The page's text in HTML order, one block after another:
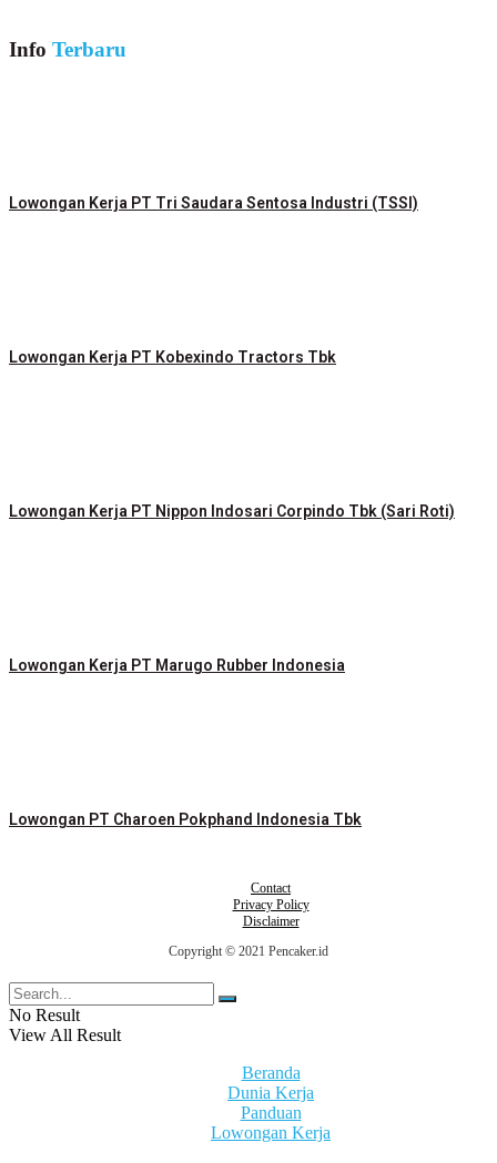
Info Terbaru
Lowongan Kerja PT Tri Saudara Sentosa Industri (TSSI)
Lowongan Kerja PT Kobexindo Tractors Tbk
Lowongan Kerja PT Nippon Indosari Corpindo Tbk (Sari Roti)
Lowongan Kerja PT Marugo Rubber Indonesia
Lowongan PT Charoen Pokphand Indonesia Tbk
Contact
Privacy Policy
Disclaimer
Copyright © 2021 Pencaker.id
No Result
View All Result
Beranda
Dunia Kerja
Panduan
Lowongan Kerja